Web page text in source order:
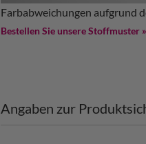
Farbabweichungen aufgrund
Bestellen Sie unsere Stoffmuster »
Angaben zur